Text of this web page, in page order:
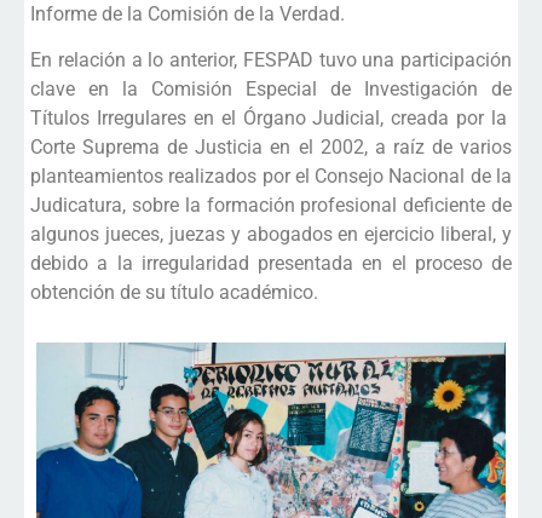
Informe de la Comisión de la Verdad.
En relación a lo anterior, FESPAD tuvo una participación
clave en la Comisión Especial de Investigación de
Títulos Irregulares en el Órgano Judicial, creada por la
Corte Suprema de Justicia en el 2002, a raíz de varios
planteamientos realizados por el Consejo Nacional de la
Judicatura, sobre la formación profesional deficiente de
algunos jueces, juezas y abogados en ejercicio liberal, y
debido a la irregularidad presentada en el proceso de
obtención de su título académico.